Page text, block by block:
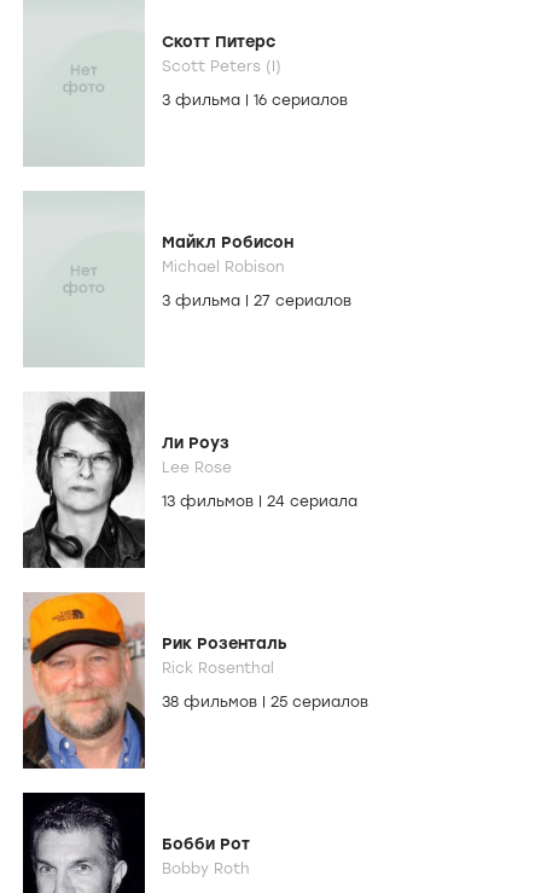
Скотт Питерс
Scott Peters (I)
3 фильма
16 сериалов
Майкл Робисон
Michael Robison
3 фильма
27 сериалов
Ли Роуз
Lee Rose
13 фильмов
24 сериала
Рик Розенталь
Rick Rosenthal
38 фильмов
25 сериалов
Бобби Рот
Bobby Roth